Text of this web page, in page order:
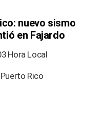
nuevo sismo
en Fajardo
Hora Local
Rico